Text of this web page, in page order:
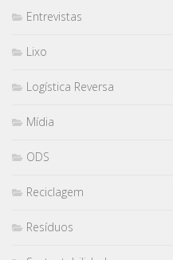
Entrevistas
Lixo
Logística Reversa
Mídia
ODS
Reciclagem
Resíduos